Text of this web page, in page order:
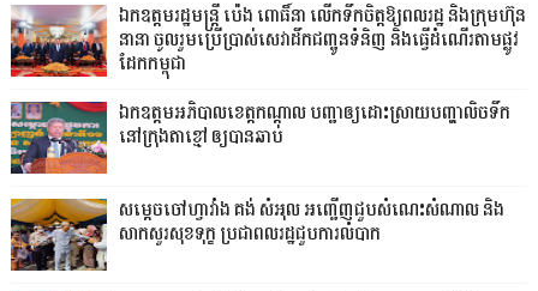
ឯកឧត្តមរដ្ឋមន្ត្រី ប៉េង ពោធិ៍នា លើកទឹកចិត្តឱ្យពលរដ្ឋ និងក្រុមហ៊ុន
នានា ចូលរួមប្រើប្រាស់សេវាដឹកជញ្ជូនទំនិញ និងធ្វើដំណើរតាមផ្លូវ
ដែកកម្ពុជា
ឯកឧត្តមអភិបាលខេត្តកណ្ដាល បញ្ជាឲ្យដោះស្រាយបញ្ហាលិចទឹក
នៅក្រុងតាខ្មៅ ឲ្យបានឆាប់
សម្តេចចៅហ្វាវាំង គង់ សំអុល អញ្ជើញជួបសំណេះសំណាល និង
សាកសួរសុខទុក្ខ ប្រជាពលរដ្ឋជួបការលំបាក